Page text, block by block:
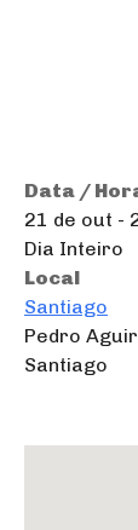
Data /
21 de out -
Dia Inteiro
Local
Santiago
Pedro
Santiago